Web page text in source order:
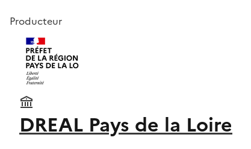
Producteur
DREAL Pays de la Loire